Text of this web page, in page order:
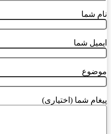
نام شما
ایمیل شما
موضوع
پیغام شما (اختیاری)